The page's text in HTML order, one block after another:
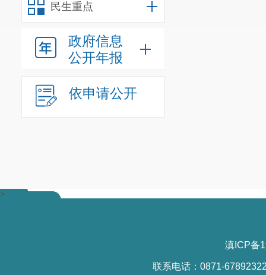
民生重点
政府信息
公开年报
依申请公开
>
滇ICP备
联系电话：0871-